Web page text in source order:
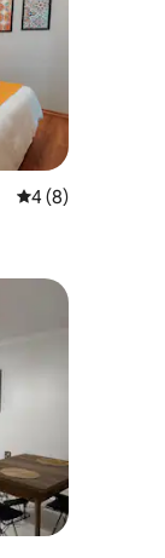
평점 4점(5점 만점
4 (8)